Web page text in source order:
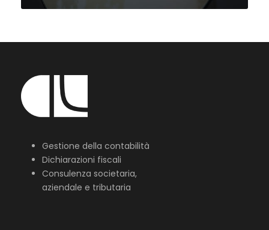
Gestione della contabilità
Dichiarazioni fiscali
Consulenza societaria,
aziendale e tributaria